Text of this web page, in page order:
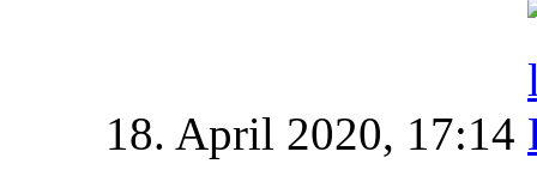
18. April 2020, 17:14